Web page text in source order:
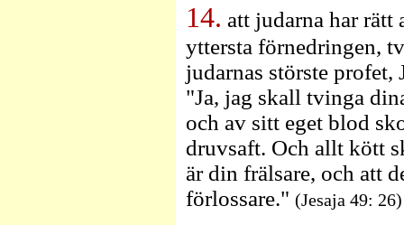
14. att judarna har rätt
yttersta förnedringen,
judarnas störste profet,
"Ja, jag skall tvinga
och av sitt eget blod
druvsaft. Och allt kött
är din frälsare, och att
förlossare." (Jesaja 49: 26)